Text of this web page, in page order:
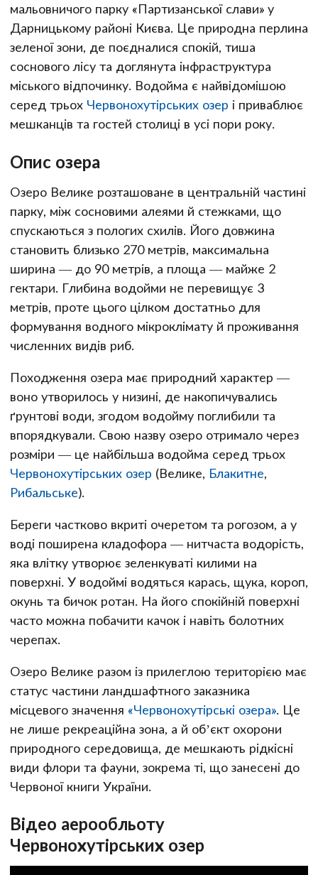
мальовничого парку «Партизанської слави» у
Дарницькому районі Києва. Це природна перлина
зеленої зони, де поєдналися спокій, тиша
соснового лісу та доглянута інфраструктура
міського відпочинку. Водойма є найвідомішою
серед трьох Червонохутірських озер і приваблює
мешканців та гостей столиці в усі пори року.
Опис озера
Озеро Велике розташоване в центральній частині
парку, між сосновими алеями й стежками, що
спускаються з пологих схилів. Його довжина
становить близько 270 метрів, максимальна
ширина — до 90 метрів, а площа — майже 2
гектари. Глибина водойми не перевищує 3
метрів, проте цього цілком достатньо для
формування водного мікроклімату й проживання
численних видів риб.
Походження озера має природний характер —
воно утворилось у низині, де накопичувались
ґрунтові води, згодом водойму поглибили та
впорядкували. Свою назву озеро отримало через
розміри — це найбільша водойма серед трьох
Червонохутірських озер (Велике, Блакитне,
Рибальське).
Береги частково вкриті очеретом та рогозом, а у
воді поширена кладофора — нитчаста водорість,
яка влітку утворює зеленкуваті килими на
поверхні. У водоймі водяться карась, щука, короп,
окунь та бичок ротан. На його спокійній поверхні
часто можна побачити качок і навіть болотних
черепах.
Озеро Велике разом із прилеглою територією має
статус частини ландшафтного заказника
місцевого значення «Червонохутірські озера». Це
не лише рекреаційна зона, а й об’єкт охорони
природного середовища, де мешкають рідкісні
види флори та фауни, зокрема ті, що занесені до
Червоної книги України.
Відео аерообльоту
Червонохутірських озер